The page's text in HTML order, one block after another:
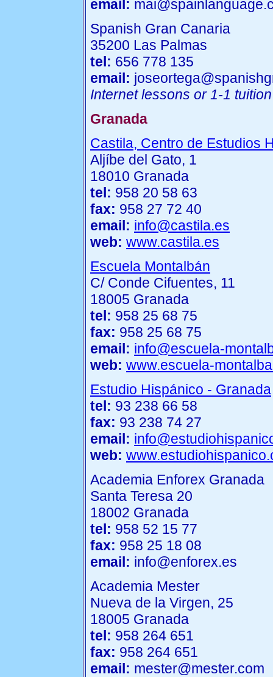
email:
Spanish Gran Canaria
35200 Las Palmas
tel: 656 778 135
email:
Internet lessons or 1-1 tuition
Granada
Castila, Centro de Estudios
Aljíbe del Gato, 1
18010 Granada
tel: 958 20 58 63
fax: 958 27 72 40
email: info@castila.es
web: www.castila.es
Escuela Montalbán
C/ Conde Cifuentes, 11
18005 Granada
tel: 958 25 68 75
fax: 958 25 68 75
email: info@escuela-
web: www.escuela-
Estudio Hispánico - Granada
tel: 93 238 66 58
fax: 93 238 74 27
email:
web:
Academia Enforex Granada
Santa Teresa 20
18002 Granada
tel: 958 52 15 77
fax: 958 25 18 08
email: info@enforex.es
Academia Mester
Nueva de la Virgen, 25
18005 Granada
tel: 958 264 651
fax: 958 264 651
email: mester@mester.com